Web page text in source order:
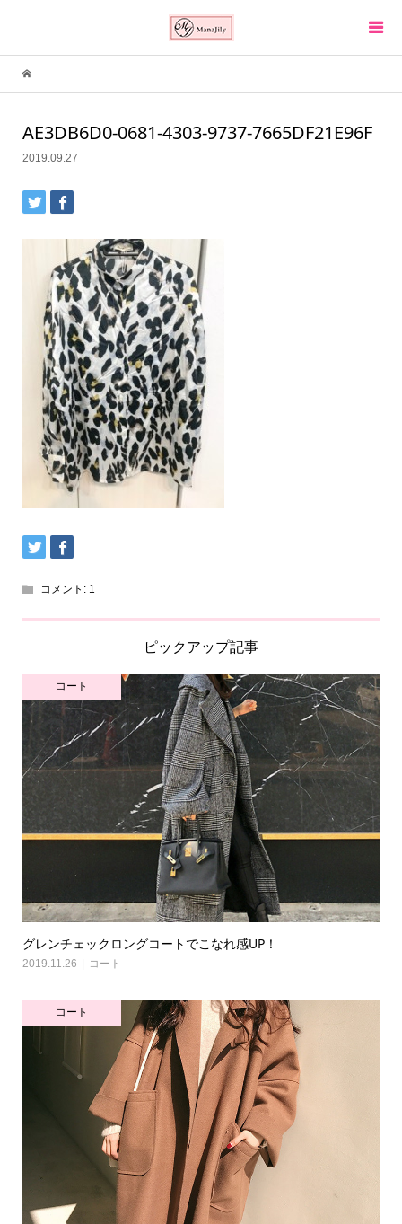
AE3DB6D0-0681-4303-9737-7665DF21E96F
2019.09.27
コメント: 1
ピックアップ記事
コート
グレンチェックロングコートでこなれ感UP！
2019.11.26 コート
コート